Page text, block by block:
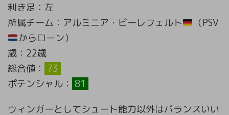
利き足：左
所属チーム：アルミニア・ビーレフェルト
（PSV
からローン）
歳：22歳
総合値： 73
ポテンシャル： 81
ウィンガーとしてシュート能力以外はバランスいい